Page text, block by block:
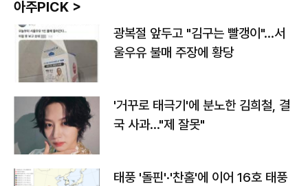
아주PICK >
광복절 앞두고 "김구는 빨갱이"…서
울우유 불매 주장에 황당
'거꾸로 태극기'에 분노한 김희철, 결
국 사과…"제 잘못"
태풍 '돌핀'·'찬홈'에 이어 16호 태풍